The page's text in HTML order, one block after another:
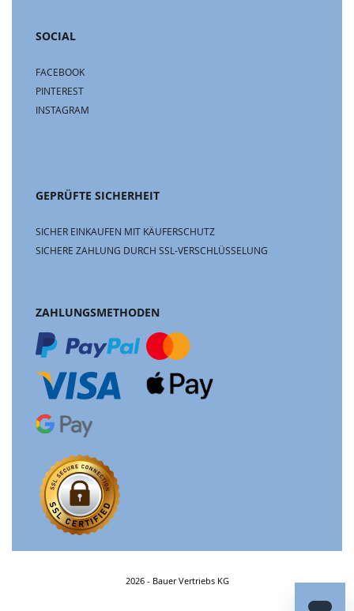
SOCIAL
FACEBOOK
PINTEREST
INSTAGRAM
GEPRÜFTE SICHERHEIT
SICHER EINKAUFEN MIT KÄUFERSCHUTZ
SICHERE ZAHLUNG DURCH SSL-VERSCHLÜSSELUNG
ZAHLUNGSMETHODEN
2026 - Bauer Vertriebs KG